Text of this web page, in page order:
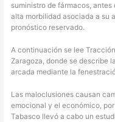
suministro de fármacos,
alta morbilidad asociada a su
pronóstico reservado.
A continuación se lee
Zaragoza, donde se describe
arcada mediante la
Las maloclusiones causan
emocional y el económico,
Tabasco llevó a cabo un